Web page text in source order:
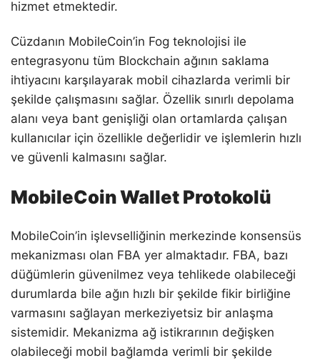
hizmet etmektedir.
Cüzdanın MobileCoin’in Fog teknolojisi ile
entegrasyonu tüm Blockchain ağının saklama
ihtiyacını karşılayarak mobil cihazlarda verimli bir
şekilde çalışmasını sağlar. Özellik sınırlı depolama
alanı veya bant genişliği olan ortamlarda çalışan
kullanıcılar için özellikle değerlidir ve işlemlerin hızlı
ve güvenli kalmasını sağlar.
MobileCoin Wallet Protokolü
MobileCoin’in işlevselliğinin merkezinde konsensüs
mekanizması olan FBA yer almaktadır. FBA, bazı
düğümlerin güvenilmez veya tehlikede olabileceği
durumlarda bile ağın hızlı bir şekilde fikir birliğine
varmasını sağlayan merkeziyetsiz bir anlaşma
sistemidir. Mekanizma ağ istikrarının değişken
olabileceği mobil bağlamda verimli bir şekilde